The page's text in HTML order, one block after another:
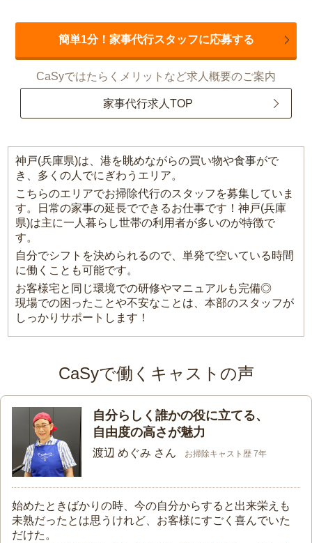
簡単1分！家事代行スタッフに応募する
CaSyではたらくメリットなど求人概要のご案内
家事代行求人TOP
神戸(兵庫県)は、港を眺めながらの買い物や食事がで
き、多くの人でにぎわうエリア。
こちらのエリアでお掃除代行のスタッフを募集していま
す。日常の家事の延長でできるお仕事です！神戸(兵庫
県)は主に一人暮らし世帯の利用者が多いのが特徴で
す。
自分でシフトを決められるので、単発で空いている時間
に働くことも可能です。
お客様宅と同じ環境での研修やマニュアルも完備◎
現場での困ったことや不安なことは、本部のスタッフが
しっかりサポートします！
CaSyで働くキャストの声
自分らしく誰かの役に立てる、
自由度の高さが魅力
渡辺 めぐみ さん お掃除キャスト歴 7年
始めたときばかりの時、今の自分からすると出来栄えも
未熟だったとは思うけれど、お客様にすごく喜んでいた
だけた。